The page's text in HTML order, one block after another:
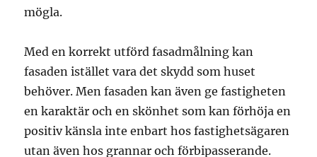
mögla.
Med en korrekt utförd fasadmålning kan
fasaden istället vara det skydd som huset
behöver. Men fasaden kan även ge fastigheten
en karaktär och en skönhet som kan förhöja en
positiv känsla inte enbart hos fastighetsägaren
utan även hos grannar och förbipasserande.